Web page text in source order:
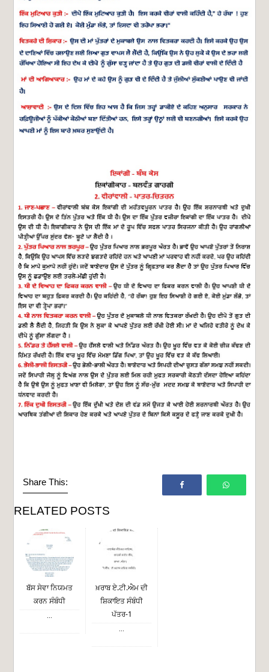
Share This:
RELATED POSTS
ਬੱਸ ਸੇਵਾ ਨਿਯਮਤ
ਕਰਨ ਸੰਬੰਧੀ
...
ਖ਼ਰਾਬ ਏ.ਟੀ.ਐਮ ਦੀ
ਸ਼ਿਕਾਇਤ ਸੰਬੰਧੀ
ਪੱਤਰ-1
...